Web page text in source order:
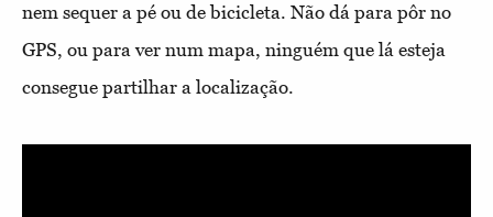
nem sequer a pé ou de bicicleta. Não dá para pôr no
GPS, ou para ver num mapa, ninguém que lá esteja
consegue partilhar a localização.